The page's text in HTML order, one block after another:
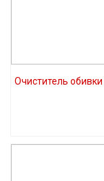
Очиститель